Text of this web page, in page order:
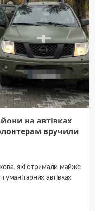
на автівках
вручили
які отримали майже
автівках